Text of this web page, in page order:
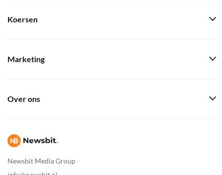
Newsbit Media Group
Koersen
Marketing
Over ons